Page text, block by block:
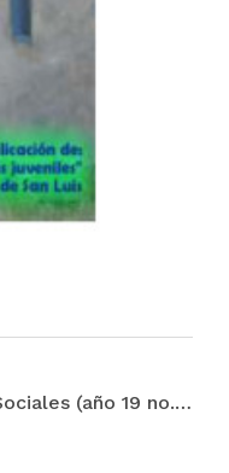
KAIROS - Revista de Temas Sociales (año 19 no. 36 nov 2015)